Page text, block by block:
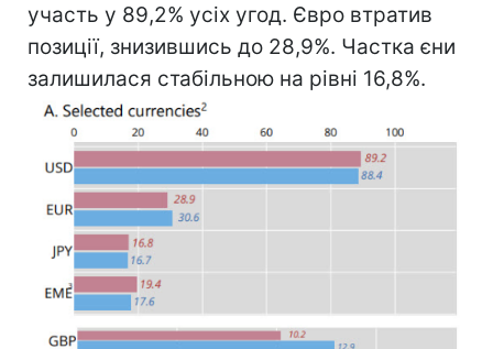
участь у 89,2% усіх угод. Євро втратив
позиції, знизившись до 28,9%. Частка єни
залишилася стабільною на рівні 16,8%.